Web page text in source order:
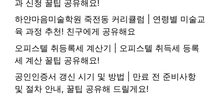
과 신청 꿀팁 공유해요!
하얀마음미술학원 죽전동 커리큘럼 | 연령별 미술교
육 과정 추천! 친구에게 공유해요
오피스텔 취등록세 계산기 | 오피스텔 취득세 등록
세 계산 꿀팁 공유해요!
공인인증서 갱신 시기 및 방법 | 만료 전 준비사항
및 절차 안내, 꿀팁 공유해 드릴게요!